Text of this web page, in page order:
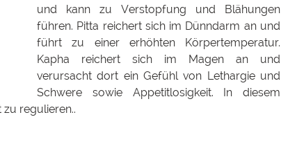
und kann zu Verstopfung und Blähungen
führen. Pitta reichert sich im Dünndarm an und
führt zu einer erhöhten Körpertemperatur.
Kapha reichert sich im Magen an und
verursacht dort ein Gefühl von Lethargie und
Schwere sowie Appetitlosigkeit. In diesem
regulieren..